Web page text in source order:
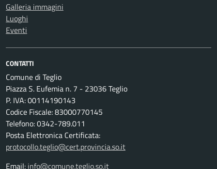
Galleria immagini
Luoghi
Eventi
CONTATTI
Comune di Teglio
Piazza S. Eufemia n. 7 - 23036 Teglio
P. IVA: 00114190143
Codice Fiscale: 83000770145
Telefono: 0342-789.011
Posta Elettronica Certificata:
protocollo.teglio@cert.provincia.so.it
Email: info@comune.teglio.so.it